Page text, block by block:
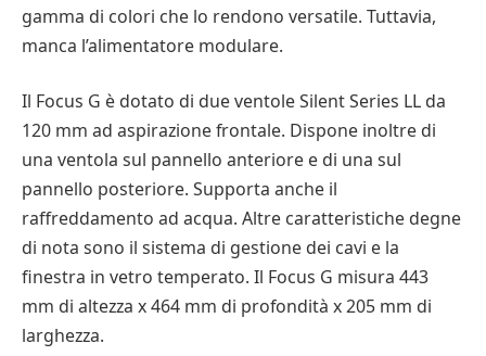
gamma di colori che lo rendono versatile. Tuttavia,
manca l’alimentatore modulare.
Il Focus G è dotato di due ventole Silent Series LL da
120 mm ad aspirazione frontale. Dispone inoltre di
una ventola sul pannello anteriore e di una sul
pannello posteriore. Supporta anche il
raffreddamento ad acqua. Altre caratteristiche degne
di nota sono il sistema di gestione dei cavi e la
finestra in vetro temperato. Il Focus G misura 443
mm di altezza x 464 mm di profondità x 205 mm di
larghezza.